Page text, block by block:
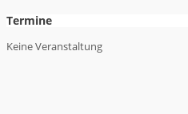
Termine
Keine Veranstaltung